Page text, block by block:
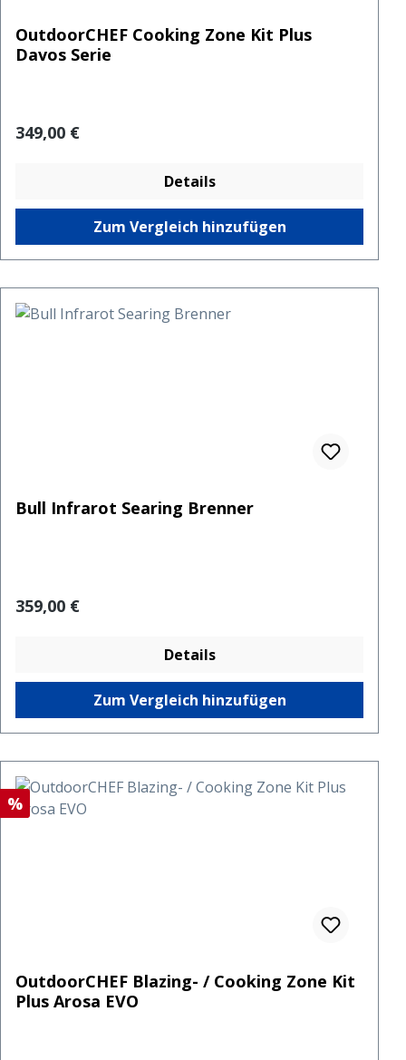
OutdoorCHEF Cooking Zone Kit Plus
Davos Serie
Regulärer Preis:
349,00 €
Details
Zum Vergleich hinzufügen
Bull Infrarot Searing Brenner
Regulärer Preis:
359,00 €
Details
Zum Vergleich hinzufügen
Rabatt
%
OutdoorCHEF Blazing- / Cooking Zone Kit
Plus Arosa EVO